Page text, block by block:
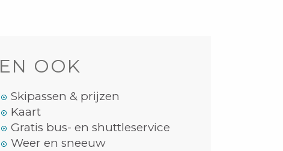
EN OOK
Skipassen & prijzen
Kaart
Gratis bus- en shuttleservice
Weer en sneeuw